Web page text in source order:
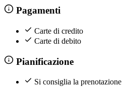
Pagamenti
Carte di credito
Carte di debito
Pianificazione
Si consiglia la prenotazione